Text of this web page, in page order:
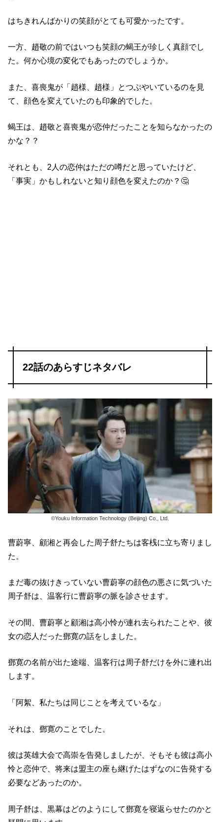
はちきれんばかりの笑顔がとても可愛かったです。
一方、趙敬の前ではいつも笑顔の蝎王が珍しく真顔でし
た。何か心境の変化でもあったのでしょうか。
また、喜喪鬼が「趙様、趙様」とつぶやいているのを見
て、顔色を変えていたのも印象的でした。
蝎王は、趙敬と喜喪鬼が恋仲だったことを知らなかったの
かな？？
それとも、2人の恋仲はただの噂だと思っていたけど、
「事実」かもしれないと知り顔色を変えたのか？🤔
22話のあらすじネタバレ
©Youku Information Technology (Beijing) Co., Ltd.
曹蔚寧、顧湘と再会した周子舒たちは客桟に立ち寄りまし
た。
まだ毒の抜けきっていない曹蔚寧の顔色の悪さに気づいた
周子舒は、温客行に曹蔚寧の脈を診させます。
その間、曹蔚寧と顧湘は高小怜が連れ去られたことや、彼
女の恋人だった鄧寛の話をしました。
鄧寛の名前が出た途端、温客行は周子舒だけを外に連れ出
します。
「阿絮、私たちは同じことを考えているな」
それは、鄧寛のことでした。
彼は英雄大会で高崇を告発しましたが、そもそも彼は高小
怜と恋仲で、将来は盟主の座も継げたはずなのに告発する
必要などあったのか。
周子舒は、黒幕はどのようにして鄧寛を寝返らせたのかと